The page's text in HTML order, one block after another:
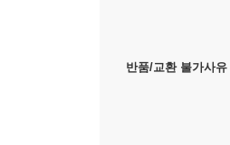
반품/교환 불가사유